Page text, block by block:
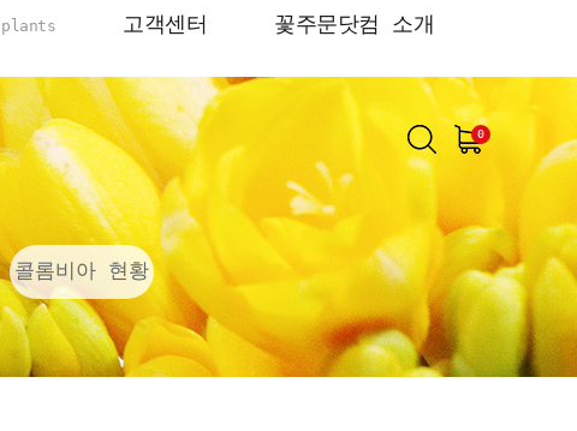
plants 고객센터 꽃주문닷컴 소개
0
공지사항
포토리뷰
배송사진
FAQ
Q&A
기타
인사말
회사 연혁
회원사 현황
콜롬비아현황
콜롬비아 현황